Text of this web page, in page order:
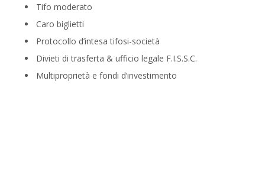
Tifo moderato
Caro biglietti
Protocollo d’intesa tifosi-società
Divieti di trasferta & ufficio legale F.I.S.S.C.
Multiproprietà e fondi d’investimento